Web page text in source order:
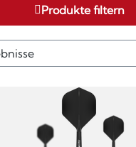
Produkte filtern